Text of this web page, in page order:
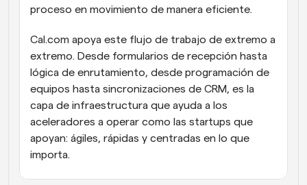
proceso en movimiento de manera eficiente.
Cal.com apoya este flujo de trabajo de extremo a
extremo. Desde formularios de recepción hasta
lógica de enrutamiento, desde programación de
equipos hasta sincronizaciones de CRM, es la
capa de infraestructura que ayuda a los
aceleradores a operar como las startups que
apoyan: ágiles, rápidas y centradas en lo que
importa.